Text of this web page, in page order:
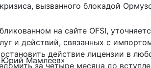
Мамлеев»
вызванного блокадой
на сайте OFSI,
и действий, связанных с
действие лицензии в
за четыре месяца до